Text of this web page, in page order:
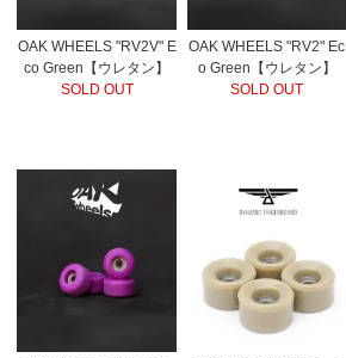
OAK WHEELS "RV2V" E
co Green【ウレタン】
SOLD OUT
OAK WHEELS "RV2" Ec
o Green【ウレタン】
SOLD OUT